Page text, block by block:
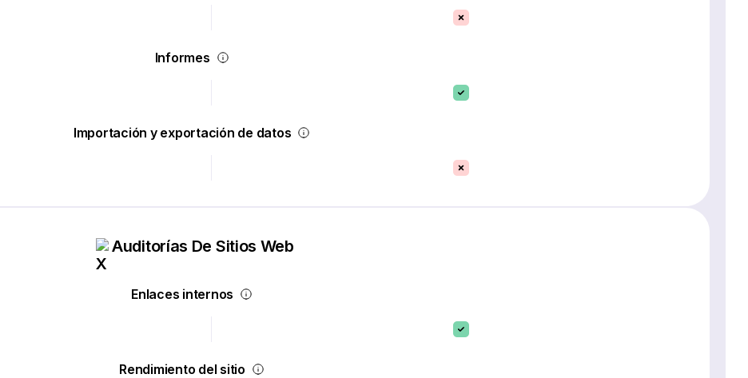
Informes
Importación y exportación de datos
Auditorías De Sitios Web
Enlaces internos
Rendimiento del sitio